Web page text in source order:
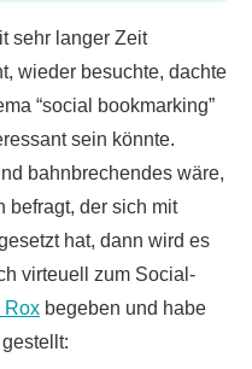
sehr langer Zeit
wieder besuchte, dachte
“social bookmarking”
sein könnte.
bahnbrechendes wäre,
befragt, der sich mit
hat, dann wird es
virteuell zum Social-
Rox begeben und habe